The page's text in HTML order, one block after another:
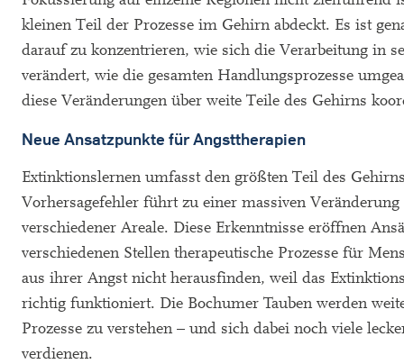
kleinen Teil der Prozesse im Gehirn abdeckt. Es ist
darauf zu konzentrieren, wie sich die Verarbeitung in
verändert, wie die gesamten Handlungsprozesse
diese Veränderungen über weite Teile des Gehirns
Neue Ansatzpunkte für Angsttherapien
Extinktionslernen umfasst den größten Teil des
Vorhersagefehler führt zu einer massiven
verschiedener Areale. Diese Erkenntnisse eröffnen
verschiedenen Stellen therapeutische Prozesse für
aus ihrer Angst nicht herausfinden, weil das
richtig funktioniert. Die Bochumer Tauben werden
Prozesse zu verstehen – und sich dabei noch viele
verdienen.